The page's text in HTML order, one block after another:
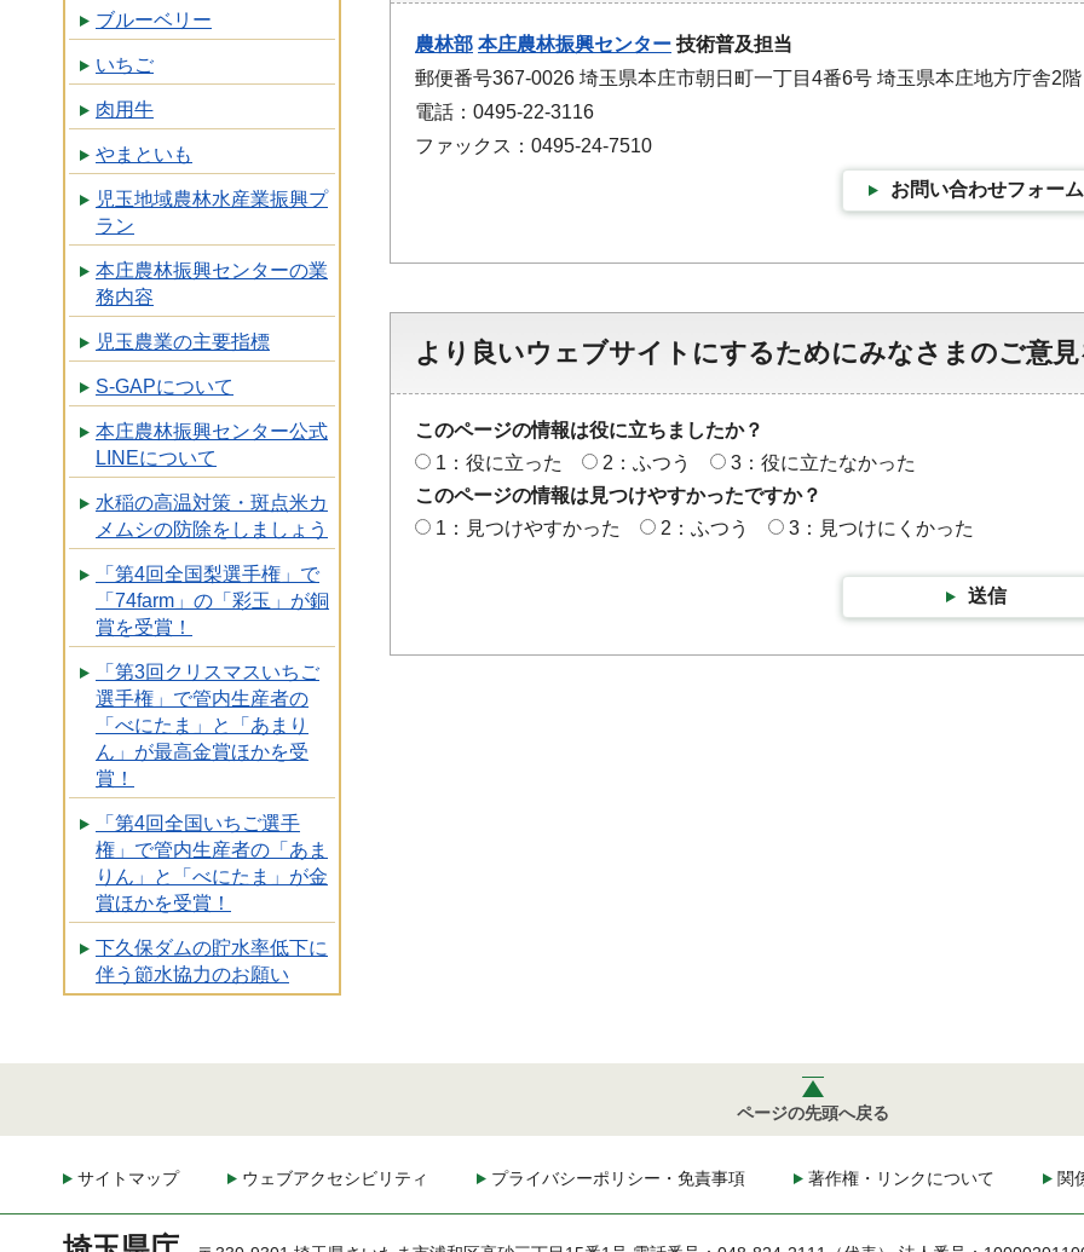
ブルーベリー
いちご
肉用牛
やまといも
児玉地域農林水産業振興プ
ラン
本庄農林振興センターの業
務内容
児玉農業の主要指標
S-GAPについて
本庄農林振興センター公式
LINEについて
水稲の高温対策・斑点米カ
メムシの防除をしましょう
「第4回全国梨選手権」で
「74farm」の「彩玉」が銅
賞を受賞！
「第3回クリスマスいちご
選手権」で管内生産者の
「べにたま」と「あまり
ん」が最高金賞ほかを受
賞！
「第4回全国いちご選手
権」で管内生産者の「あま
りん」と「べにたま」が金
賞ほかを受賞！
下久保ダムの貯水率低下に
伴う節水協力のお願い
農林部 本庄農林振興センター 技術普及担当
郵便番号367-0026 埼玉県本庄市朝日町一丁目4番6号 埼玉県本庄地方庁舎2階
電話：0495-22-3116
ファックス：0495-24-7510
お問い合わせフォーム
より良いウェブサイトにするためにみなさまのご意
このページの情報は役に立ちましたか？
1：役に立った
2：ふつう
3：役に立たなかった
このページの情報は見つけやすかったですか？
1：見つけやすかった
2：ふつう 3：見つけにくかった
送信
ページの先頭へ戻る
サイトマップ ウェブアクセシビリティ プライバシーポリシー・免責事項 著作権・リンクについて 関